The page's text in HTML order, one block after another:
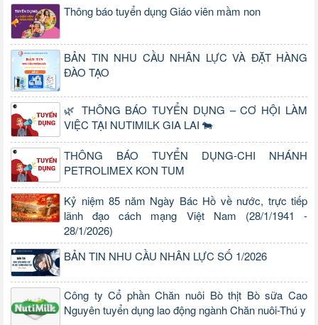
Thông báo tuyển dụng Giáo viên mầm non
BẢN TIN NHU CẦU NHÂN LỰC VÀ ĐẶT HÀNG
ĐÀO TẠO
🌿 THÔNG BÁO TUYỂN DỤNG – CƠ HỘI LÀM
VIỆC TẠI NUTIMILK GIA LAI 🐄
THÔNG BÁO TUYỂN DỤNG-CHI NHÁNH
PETROLIMEX KON TUM
Kỷ niệm 85 năm Ngày Bác Hồ về nước, trực tiếp
lãnh đạo cách mạng Việt Nam (28/1/1941 -
28/1/2026)
BẢN TIN NHU CẦU NHÂN LỰC SỐ 1/2026
Công ty Cổ phần Chăn nuôi Bò thịt Bò sữa Cao
Nguyên tuyển dụng lao động ngành Chăn nuôi-Thú y